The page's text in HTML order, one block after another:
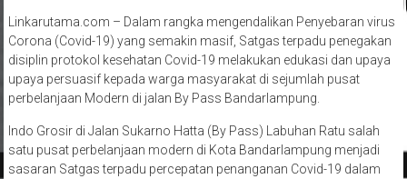
Linkarutama.com – Dalam rangka mengendalikan Penyebaran virus
Corona (Covid-19) yang semakin masif, Satgas terpadu penegakan
disiplin protokol kesehatan Covid-19 melakukan edukasi dan upaya
upaya persuasif kepada warga masyarakat di sejumlah pusat
perbelanjaan Modern di jalan By Pass Bandarlampung.
Indo Grosir di Jalan Sukarno Hatta (By Pass) Labuhan Ratu salah
satu pusat perbelanjaan modern di Kota Bandarlampung menjadi
sasaran Satgas terpadu percepatan penanganan Covid-19 dalam